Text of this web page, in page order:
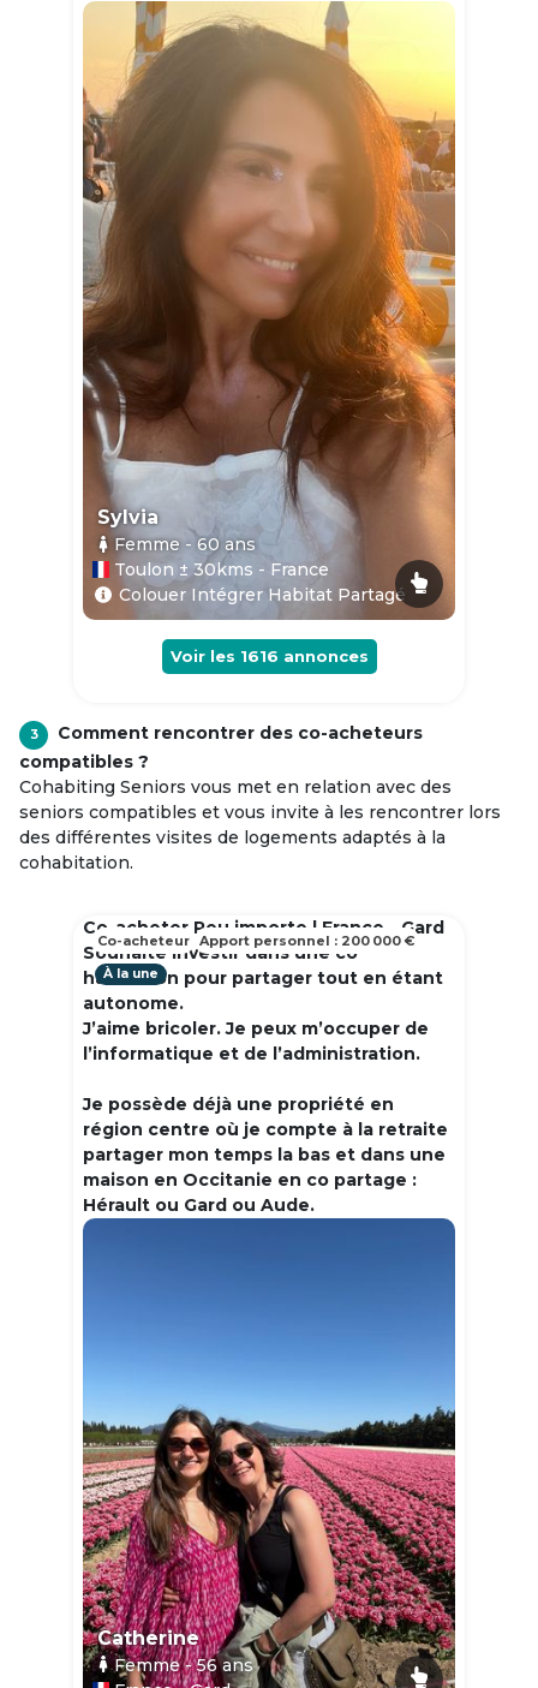
Sylvia
Femme - 60ans
Toulon ± 30kms - France
Colouer Intégrer Habitat Partagé
Voir les 1616 annonces
3
Comment rencontrer des co-acheteurs
compatibles ?
Cohabiting Seniors vous met en relation avec des
seniors compatibles et vous invite à les rencontrer lors
des différentes visites de logements adaptés à la
cohabitation.
Co-acheter Peu importe | France - Gard
Souhaite investir dans une co
habitation pour partager tout en étant
autonome.
J’aime bricoler. Je peux m’occuper de
l’informatique et de l’administration.
Je possède déjà une propriété en
région centre où je compte à la retraite
partager mon temps la bas et dans une
maison en Occitanie en co partage :
Hérault ou Gard ou Aude.
À la une
Catherine
Femme- 56ans
Co-acheteur Apport personnel : 200 000 €